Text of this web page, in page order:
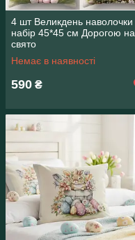
4 шт Великдень наволочки
набір 45*45 см Дорогою на
свято
Немає в наявності
590 ₴